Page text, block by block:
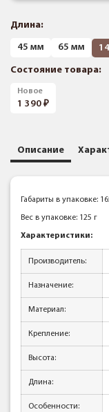
Длина:
45 мм 65 мм
Состояние товара:
Новое
1 390
Описание
Габариты в упаковке:
Вес в упаковке: 125 г
Характеристики:
Производитель:
Назначение:
Материал:
Крепление:
Высота:
Длина:
Особенности: